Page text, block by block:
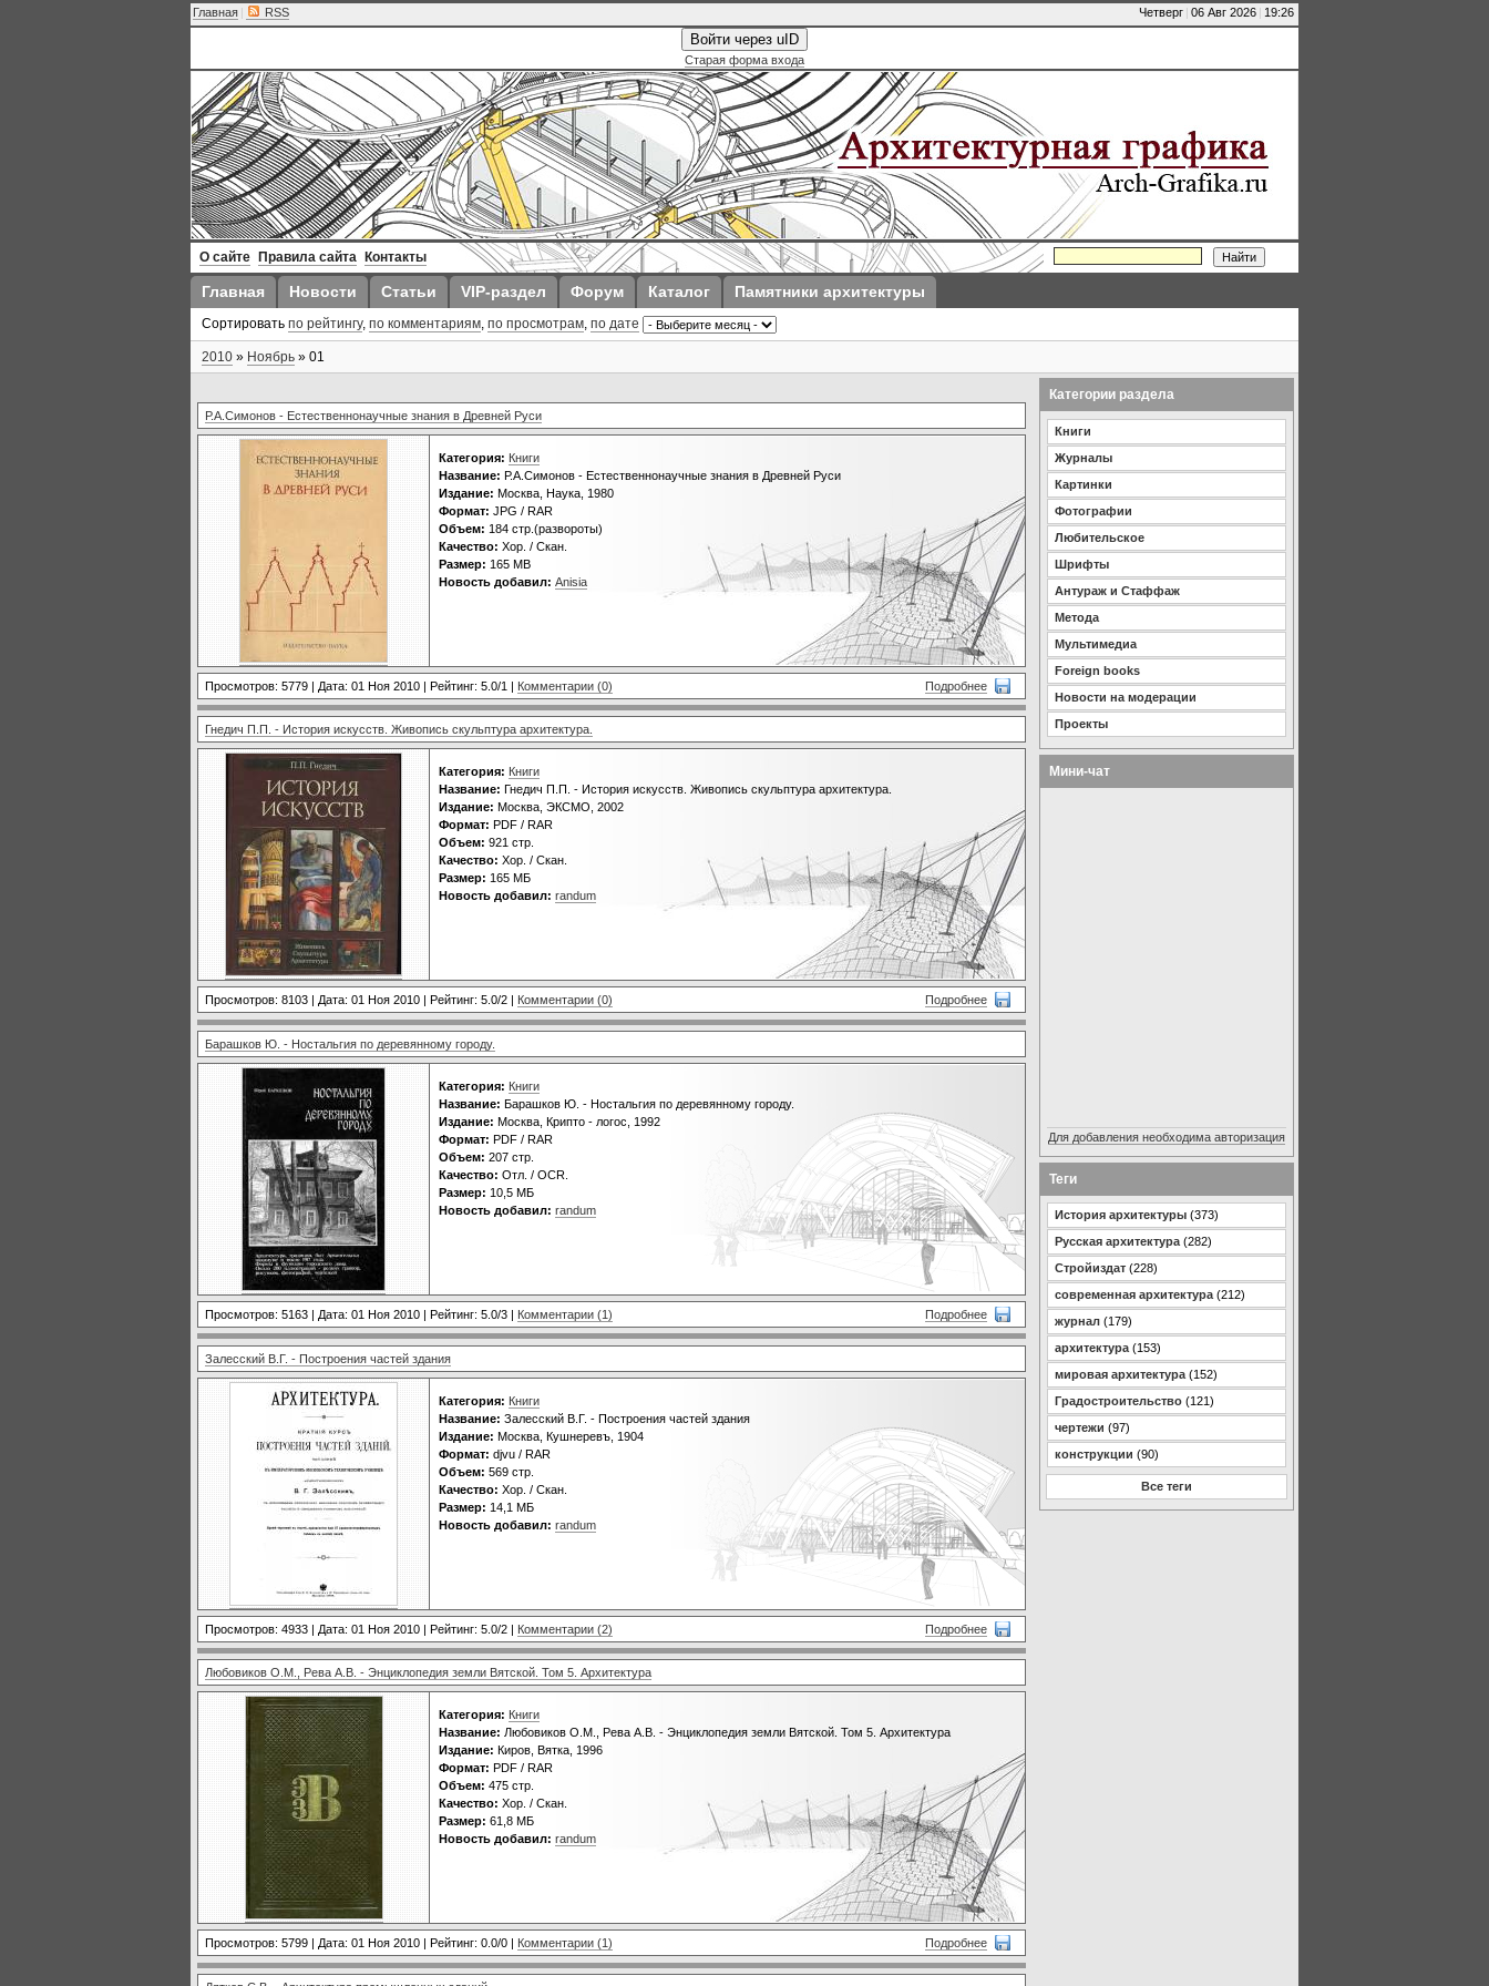
Четверг | 06 Авг 2026 | 19:26
Главная | RSS
Войти через uID
Старая форма входа
О сайте Правила сайта Контакты
Главная Новости Статьи VIP-раздел Форум Каталог Памятники архитектуры
Сортировать по рейтингу, по комментариям, по просмотрам, по дате
2010 » Ноябрь » 01
Р.А.Симонов - Естественнонаучные знания в Древней Руси
Категория: Книги
Название: Р.А.Симонов - Естественнонаучные знания в Древней Руси
Издание: Москва, Наука, 1980
Формат: JPG / RAR
Объем: 184 стр.(развороты)
Качество: Хор. / Скан.
Размер: 165 МВ
Новость добавил: Anisia
Подробнее
Просмотров: 5779 | Дата: 01 Ноя 2010 | Рейтинг: 5.0/1 | Комментарии (0)
Гнедич П.П. - История искусств. Живопись скульптура архитектура.
Категория: Книги
Название: Гнедич П.П. - История искусств. Живопись скульптура архитектура.
Издание: Москва, ЭКСМО, 2002
Формат: PDF / RAR
Объем: 921 стр.
Качество: Хор. / Скан.
Размер: 165 МБ
Новость добавил: randum
Подробнее
Просмотров: 8103 | Дата: 01 Ноя 2010 | Рейтинг: 5.0/2 | Комментарии (0)
Барашков Ю. - Ностальгия по деревянному городу.
Категория: Книги
Название: Барашков Ю. - Ностальгия по деревянному городу.
Издание: Москва, Крипто - логос, 1992
Формат: PDF / RAR
Объем: 207 стр.
Качество: Отл. / OCR.
Размер: 10,5 МБ
Новость добавил: randum
Подробнее
Просмотров: 5163 | Дата: 01 Ноя 2010 | Рейтинг: 5.0/3 | Комментарии (1)
Залесский В.Г. - Построения частей здания
Категория: Книги
Название: Залесский В.Г. - Построения частей здания
Издание: Москва, Кушнеревъ, 1904
Формат: djvu / RAR
Объем: 569 стр.
Качество: Хор. / Скан.
Размер: 14,1 МБ
Новость добавил: randum
Подробнее
Просмотров: 4933 | Дата: 01 Ноя 2010 | Рейтинг: 5.0/2 | Комментарии (2)
Любовиков О.М., Рева А.В. - Энциклопедия земли Вятской. Том 5. Архитектура
Категория: Книги
Название: Любовиков О.М., Рева А.В. - Энциклопедия земли Вятской. Том 5. Архитектура
Издание: Киров, Вятка, 1996
Формат: PDF / RAR
Объем: 475 стр.
Качество: Хор. / Скан.
Размер: 61,8 МБ
Новость добавил: randum
Подробнее
Просмотров: 5799 | Дата: 01 Ноя 2010 | Рейтинг: 0.0/0 | Комментарии (1)
Категории раздела
Книги
Журналы
Картинки
Фотографии
Любительское
Шрифты
Антураж и Стаффаж
Метода
Мультимедиа
Foreign books
Новости на модерации
Проекты
Мини-чат
Для добавления необходима авторизация
Теги
История архитектуры (373)
Русская архитектура (282)
Стройиздат (228)
современная архитектура (212)
журнал (179)
архитектура (153)
мировая архитектура (152)
Градостроительство (121)
чертежи (97)
конструкции (90)
Все теги